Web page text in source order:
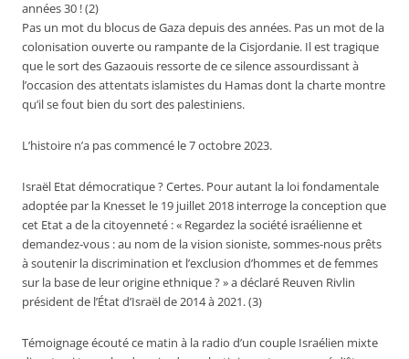
années 30 ! (2)
Pas un mot du blocus de Gaza depuis des années. Pas un mot de la
colonisation ouverte ou rampante de la Cisjordanie. Il est tragique
que le sort des Gazaouis ressorte de ce silence assourdissant à
l’occasion des attentats islamistes du Hamas dont la charte montre
qu’il se fout bien du sort des palestiniens.
L’histoire n’a pas commencé le 7 octobre 2023.
Israël Etat démocratique ? Certes. Pour autant la loi fondamentale
adoptée par la Knesset le 19 juillet 2018 interroge la conception que
cet Etat a de la citoyenneté : « Regardez la société israélienne et
demandez-vous : au nom de la vision sioniste, sommes-nous prêts
à soutenir la discrimination et l’exclusion d’hommes et de femmes
sur la base de leur origine ethnique ? » a déclaré Reuven Rivlin
président de l’État d’Israël de 2014 à 2021. (3)
Témoignage écouté ce matin à la radio d’un couple Israélien mixte